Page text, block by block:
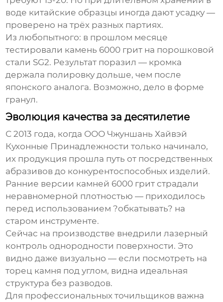
воде китайские образцы иногда дают усадку —
проверено на трёх разных партиях.
Из любопытного: в прошлом месяце
тестировали камень 6000 грит на порошковой
стали SG2. Результат поразил — кромка
держала полировку дольше, чем после
японского аналога. Возможно, дело в форме
гранул.
Эволюция качества за десятилетие
С 2013 года, когда ООО Чжуншань Хайвэй
Кухонные Принадлежности только начинало,
их продукция прошла путь от посредственных
абразивов до конкурентоспособных изделий.
Ранние версии камней 6000 грит страдали
неравномерной плотностью — приходилось
перед использованием ?обкатывать? на
старом инструменте.
Сейчас на производстве внедрили лазерный
контроль однородности поверхности. Это
видно даже визуально — если посмотреть на
торец камня под углом, видна идеальная
структура без разводов.
Для профессиональных точильщиков важна